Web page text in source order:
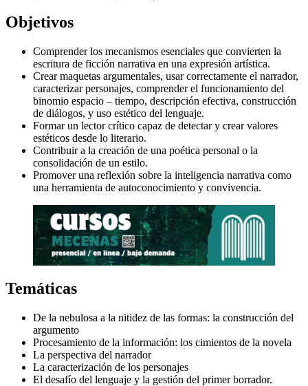
Objetivos
Comprender los mecanismos esenciales que convierten la
escritura de ficción narrativa en una expresión artística.
Crear maquetas argumentales, usar correctamente el narrador,
caracterizar personajes, comprender el funcionamiento del
binomio espacio – tiempo, descripción efectiva, construcción
de diálogos, y uso estético del lenguaje.
Formar un lector crítico capaz de detectar y crear valores
estéticos desde lo literario.
Contribuir a la creación de una poética personal o la
consolidación de un estilo.
Promover una reflexión sobre la inteligencia narrativa como
una herramienta de autoconocimiento y convivencia.
Temáticas
De la nebulosa a la nitidez de las formas: la construcción del
argumento
Procesamiento de la información: los cimientos de la novela
La perspectiva del narrador
La caracterización de los personajes
El desafío del lenguaje y la gestión del primer borrador.